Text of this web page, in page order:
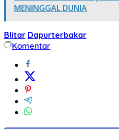
MENINGGAL DUNIA
Blitar Dapurterbakar
Komentar